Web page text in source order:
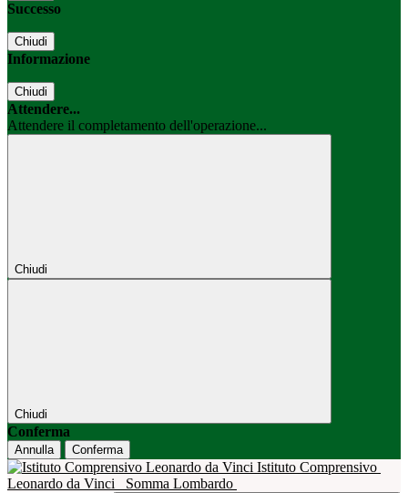
Successo
Chiudi
Informazione
Chiudi
Attendere...
Attendere il completamento dell'operazione...
Chiudi
Chiudi
Conferma
Annulla Conferma
Istituto Comprensivo
Leonardo da Vinci
Somma Lombardo